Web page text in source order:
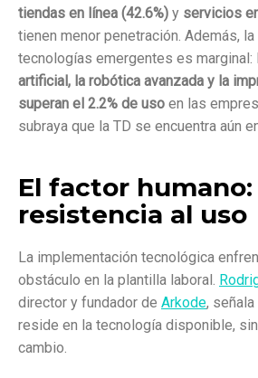
tiendas en línea (42.6%) y servicios
tienen menor penetración. Además,
tecnologías emergentes es marginal:
artificial, la robótica avanzada y la
superan el 2.2% de uso en las
subraya que la TD se encuentra aún
El factor humano:
resistencia al uso
La implementación tecnológica
obstáculo en la plantilla laboral.
director y fundador de Arkode,
reside en la tecnología disponible,
cambio.